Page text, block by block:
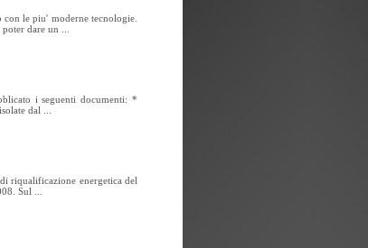
le piu' moderne tecnologie.
dare un ...
i seguenti documenti: *
dal ...
riqualificazione energetica del
Sul ...